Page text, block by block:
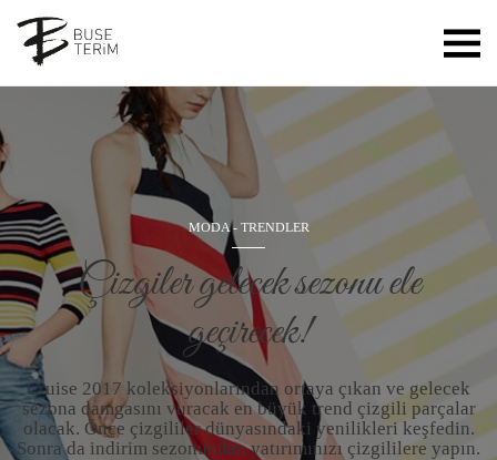
MODA- TRENDLER
Çizgiler gelecek sezonu ele
geçirecek!
Cruise 2017 koleksiyonlarından ortaya çıkan ve gelecek
sezona damgasını vuracak en büyük trend çizgili parçalar
olacak. Önce çizgililer dünyasındaki yenilikleri keşfedin.
Sonra da indirim sezonundan yatırımınızı çizgililere yapın.